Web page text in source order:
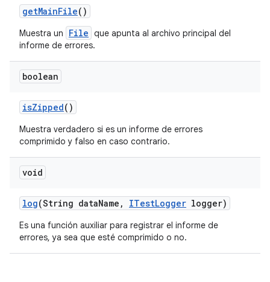
getMainFile()
Muestra un File que apunta al archivo principal del
informe de errores.
boolean
isZipped()
Muestra verdadero si es un informe de errores
comprimido y falso en caso contrario.
void
log(String dataName , ITestLogger logger)
Es una función auxiliar para registrar el informe de
errores, ya sea que esté comprimido o no.